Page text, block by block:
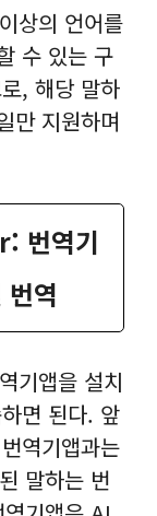
상의 언어를
수 있는 구
, 해당 말하
만 지원하며
번역기
역
기앱을 설치
면 된다. 앞
역기앱과는
말하는 번